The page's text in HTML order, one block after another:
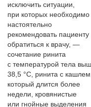
исключить ситуации,
при которых необходимо
настоятельно
рекомендовать пациенту
обратиться к врачу, —
сочетание ринита
с температурой тела
38,5 °С, ринита с кашлем,
который длится более
недели, кровянистые
или гнойные выделения